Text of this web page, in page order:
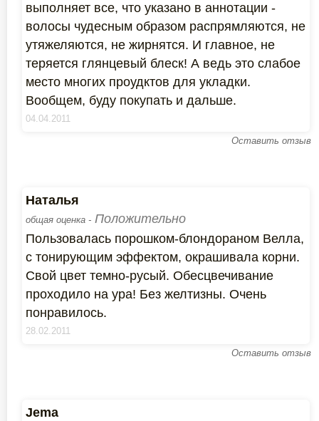
выполняет все, что указано в аннотации -
волосы чудесным образом распрямляются, не
утяжеляются, не жирнятся. И главное, не
теряется глянцевый блеск! А ведь это слабое
место многих проудктов для укладки.
Вообщем, буду покупать и дальше.
04.04.2011
Оставить отзыв
Наталья
общая оценка - Положительно
Пользовалась порошком-блондораном Велла,
с тонирующим эффектом, окрашивала корни.
Свой цвет темно-русый. Обесцвечивание
проходило на ура! Без желтизны. Очень
понравилось.
28.02.2011
Оставить отзыв
Jema